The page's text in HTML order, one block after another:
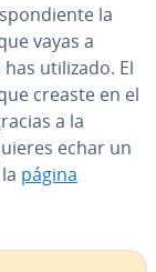
la
vayas a
utilizado. El
creaste en el
a la
echar un
página